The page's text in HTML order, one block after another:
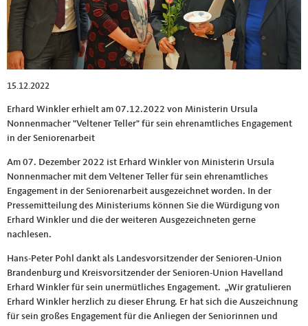
15.12.2022
Erhard Winkler erhielt am 07.12.2022 von Ministerin Ursula
Nonnenmacher "Veltener Teller" für sein ehrenamtliches Engagement
in der Seniorenarbeit
Am 07. Dezember 2022 ist Erhard Winkler von Ministerin Ursula
Nonnenmacher mit dem Veltener Teller für sein ehrenamtliches
Engagement in der Seniorenarbeit ausgezeichnet worden. In der
Pressemitteilung des Ministeriums können Sie die Würdigung von
Erhard Winkler und die der weiteren Ausgezeichneten gerne
nachlesen.
Hans-Peter Pohl dankt als Landesvorsitzender der Senioren-Union
Brandenburg und Kreisvorsitzender der Senioren-Union Havelland
Erhard Winkler für sein unermütliches Engagement. „Wir gratulieren
Erhard Winkler herzlich zu dieser Ehrung. Er hat sich die Auszeichnung
für sein großes Engagement für die Anliegen der Seniorinnen und